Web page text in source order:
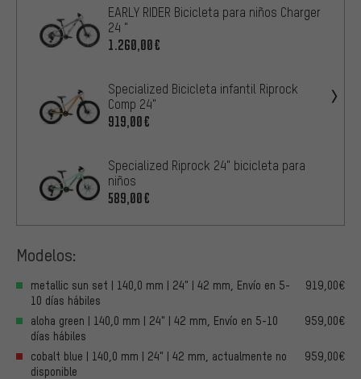
EARLY RIDER Bicicleta para niños Charger
24 "
1.260,00€
Specialized Bicicleta infantil Riprock
Comp 24"
919,00€
Specialized Riprock 24" bicicleta para
niños
589,00€
Modelos:
metallic sun set | 140,0 mm | 24" | 42 mm, Envío en 5-
10 días hábiles
919,00€
aloha green | 140,0 mm | 24" | 42 mm, Envío en 5-10
días hábiles
959,00€
cobalt blue | 140,0 mm | 24" | 42 mm, actualmente no
disponible
959,00€